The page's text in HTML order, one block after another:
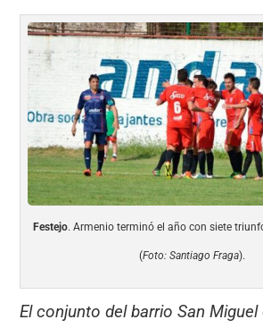
Festejo. Armenio terminó el año con siete
(Foto: Santiago Fraga).
El conjunto del barrio San